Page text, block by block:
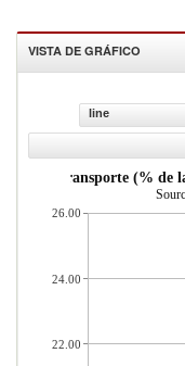
VISTA DE GRÁFICO
line
de transporte (% de
26.00
24.00
22.00